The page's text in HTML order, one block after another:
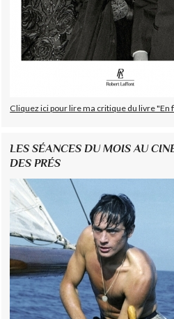
Cliquez ici pour lire ma critique du livre "En
LES SÉANCES DU MOIS AU
DES PRÉS